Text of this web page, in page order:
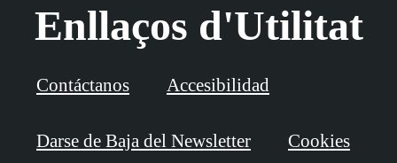
Enllaços d'Utilitat
Contáctanos Accesibilidad
Darse de Baja del Newsletter Cookies